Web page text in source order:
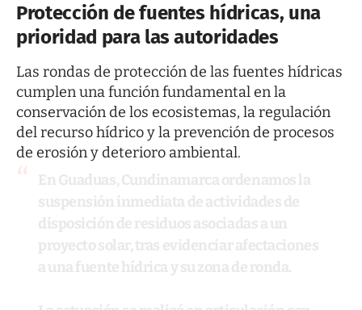
Protección de fuentes hídricas, una
prioridad para las autoridades
Las rondas de protección de las fuentes hídricas
cumplen una función fundamental en la
conservación de los ecosistemas, la regulación
del recurso hídrico y la prevención de procesos
de erosión y deterioro ambiental.